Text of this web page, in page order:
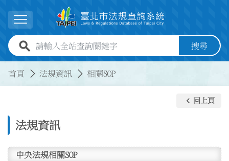
展開選單
全站查詢關鍵字欄位 搜尋
首頁 法規資訊 相關SOP
法規資訊
keyboard_arrow_left 回上頁
中央法規相關SOP